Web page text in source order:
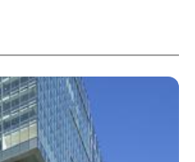
unidades de vidrio
Hartung Glass Industries
vidrioStarphire®, permiten
en los espacios de
central utiliza un 55
la iluminación interior